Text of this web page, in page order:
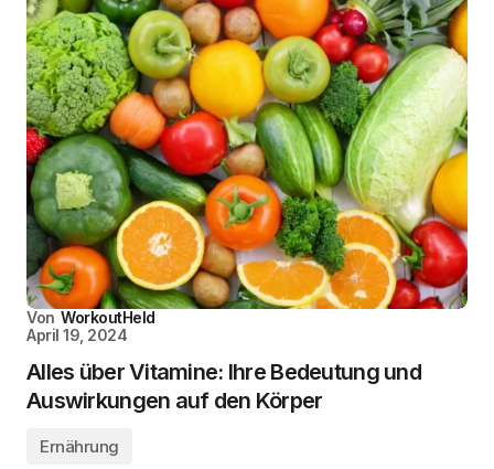
Von WorkoutHeld
April 19, 2024
Alles über Vitamine: Ihre Bedeutung und
Auswirkungen auf den Körper
Ernährung